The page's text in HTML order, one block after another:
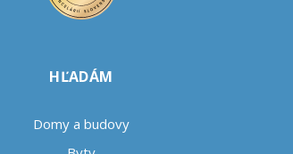
HĽADÁM
Domy a budovy